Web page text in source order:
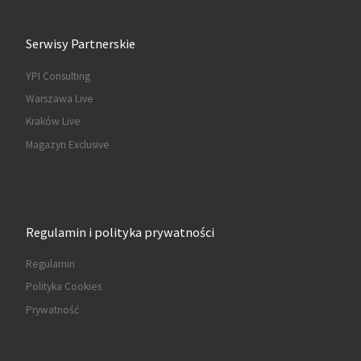
Serwisy Partnerskie
YPI Consulting
Warszawa Live
Kraków Live
Magazyn Exclusive
Regulamin i polityka prywatności
Regulamin
Polityka Cookies
Prywatność